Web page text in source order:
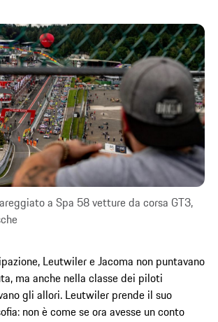
a Spa 58 vetture da corsa GT3,
Leutwiler e Jacoma non puntavano
ma anche nella classe dei piloti
gli allori. Leutwiler prende il suo
non è come se ora avesse un conto